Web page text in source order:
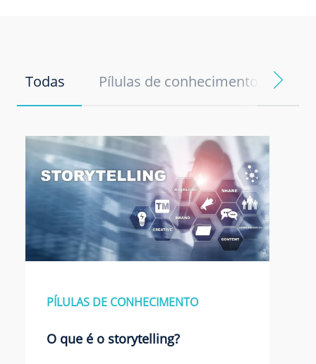
Todas Pílulas de conhecimento
PÍLULAS DE CONHECIMENTO
O que é o storytelling?